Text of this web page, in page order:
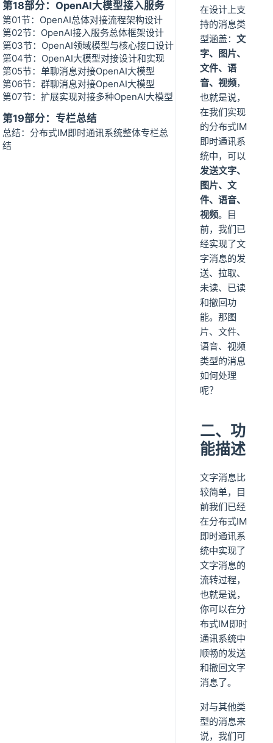
第18部分：OpenAI大模型接入服务
第01节：OpenAI总体对接流程架构设计
第02节：OpenAI接入服务总体框架设计
第03节：OpenAI领域模型与核心接口设计
第04节：OpenAI大模型对接设计和实现
第05节：单聊消息对接OpenAI大模型
第06节：群聊消息对接OpenAI大模型
第07节：扩展实现对接多种OpenAI大模型
第19部分：专栏总结
总结：分布式IM即时通讯系统整体专栏总
结
在设计上支
持的消息类
型涵盖： 文
字、图片、
文件、语
音、视频，
也就是说，
在我们实现
的分布式IM
即时通讯系
统中，可以
发送文字、
图片、文
件、语音、
视频。目
前，我们已
经实现了文
字消息的发
送、拉取、
未读、已读
和撤回功
能。那图
片、文件、
语音、视频
类型的消息
如何处理
呢？
二、功
能描述
文字消息比
较简单，目
前我们已经
在分布式IM
即时通讯系
统中实现了
文字消息的
流转过程，
也就是说，
你可以在分
布式IM即时
通讯系统中
顺畅的发送
和撤回文字
消息了。
对与其他类
型的消息来
说，我们可